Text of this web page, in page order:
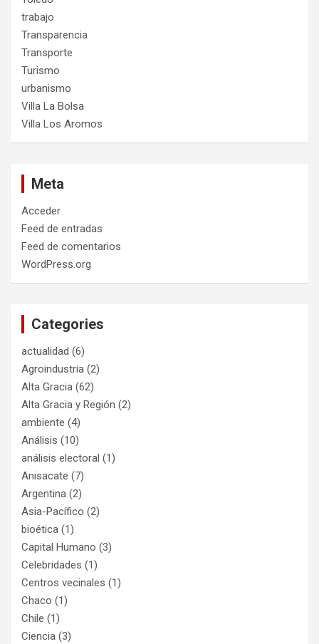
trabajo
Transparencia
Transporte
Turismo
urbanismo
Villa La Bolsa
Villa Los Aromos
Meta
Acceder
Feed de entradas
Feed de comentarios
WordPress.org
Categories
actualidad (6)
Agroindustria (2)
Alta Gracia (62)
Alta Gracia y Región (2)
ambiente (4)
Análisis (10)
análisis electoral (1)
Anisacate (7)
Argentina (2)
Asia-Pacífico (2)
bioética (1)
Capital Humano (3)
Celebridades (1)
Centros vecinales (1)
Chaco (1)
Chile (1)
Ciencia (3)